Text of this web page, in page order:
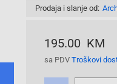
Prodaja i slanje od:
195.00 KM
sa PDV Troškovi